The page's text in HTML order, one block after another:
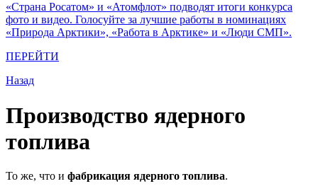
«Страна Росатом» и «Атомфлот» подводят итоги конкурса
фото и видео. Голосуйте за лучшие работы в номинациях
«Природа Арктики», «Работа в Арктике» и «Люди СМП».
ПЕРЕЙТИ
Назад
Производство ядерного
топлива
То же, что и фабрикация ядерного топлива.